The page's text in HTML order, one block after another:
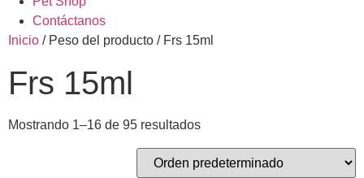
Contáctanos
Inicio / Peso del producto / Frs 15ml
Frs 15ml
Mostrando 1–16 de 95 resultados